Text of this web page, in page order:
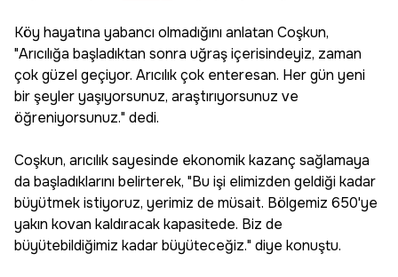
Köy hayatına yabancı olmadığını anlatan Coşkun,
"Arıcılığa başladıktan sonra uğraş içerisindeyiz, zaman
çok güzel geçiyor. Arıcılık çok enteresan. Her gün yeni
bir şeyler yaşıyorsunuz, araştırıyorsunuz ve
öğreniyorsunuz." dedi.
Coşkun, arıcılık sayesinde ekonomik kazanç sağlamaya
da başladıklarını belirterek, "Bu işi elimizden geldiği kadar
büyütmek istiyoruz, yerimiz de müsait. Bölgemiz 650'ye
yakın kovan kaldıracak kapasitede. Biz de
büyütebildiğimiz kadar büyüteceğiz." diye konuştu.